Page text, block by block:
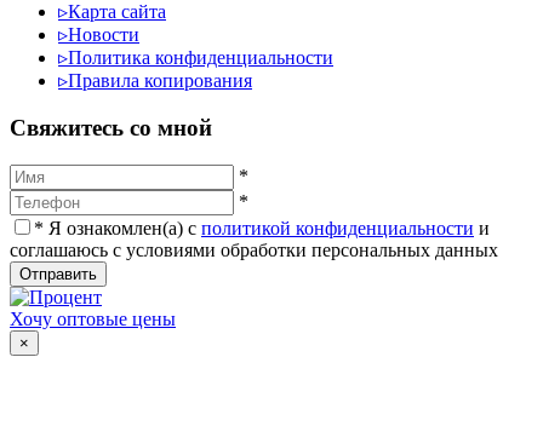
▹Карта сайта
▹Новости
▹Политика конфиденциальности
▹Правила копирования
Cвяжитесь со мной
*
*
* Я ознакомлен(а) с политикой конфиденциальности и
соглашаюсь с условиями обработки персональных данных
Отправить
Хочу оптовые цены
×